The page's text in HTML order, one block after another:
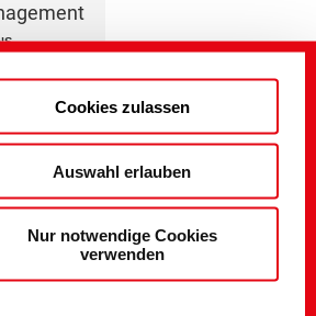
Cookies zulassen
Auswahl erlauben
Nur notwendige Cookies
verwenden